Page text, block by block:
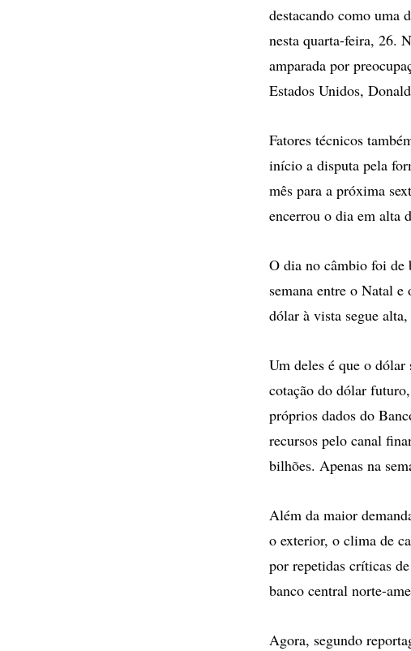
destacando como uma
nesta quarta-feira, 26.
amparada por
Estados Unidos,
Fatores técnicos
início a disputa pela
mês para a próxima
encerrou o dia em alta
O dia no câmbio foi de
semana entre o Natal
dólar à vista segue
Um deles é que o
cotação do dólar
próprios dados do
recursos pelo canal
bilhões. Apenas na
Além da maior
o exterior, o clima de
por repetidas críticas
banco central norte-
Agora, segundo